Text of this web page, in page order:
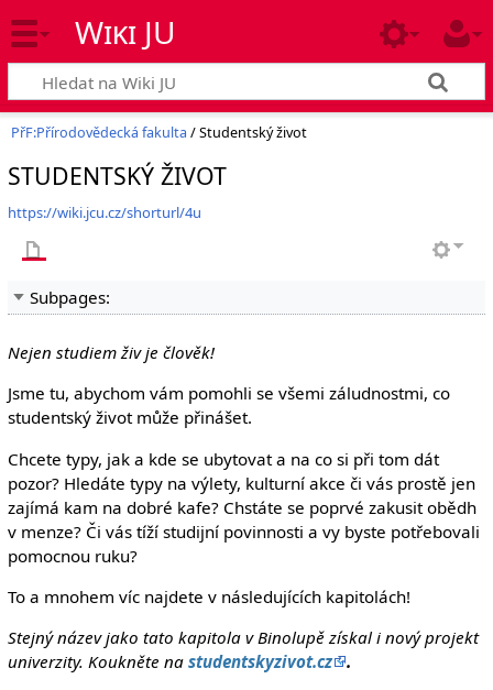
Wiki JU
PřF:Přírodovědecká fakulta / Studentský život
STUDENTSKÝ ŽIVOT
https://wiki.jcu.cz/shorturl/4u
Subpages:
Nejen studiem živ je člověk!
Jsme tu, abychom vám pomohli se všemi záludnostmi, co
studentský život může přinášet.
Chcete typy, jak a kde se ubytovat a na co si při tom dát
pozor? Hledáte typy na výlety, kulturní akce či vás prostě jen
zajímá kam na dobré kafe? Chstáte se poprvé zakusit obědh
v menze? Či vás tíží studijní povinnosti a vy byste potřebovali
pomocnou ruku?
To a mnohem víc najdete v následujících kapitolách!
Stejný název jako tato kapitola v Binolupě získal i nový projekt
univerzity. Koukněte na studentskyzivot.cz .